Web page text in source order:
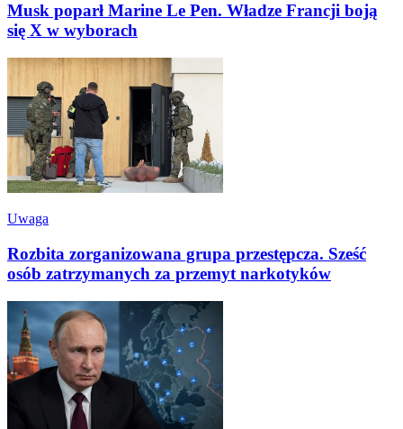
Musk poparł Marine Le Pen. Władze Francji boją
się X w wyborach
Uwaga
Rozbita zorganizowana grupa przestępcza. Sześć
osób zatrzymanych za przemyt narkotyków